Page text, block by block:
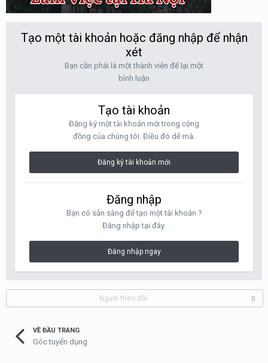
Tạo một tài khoản hoặc đăng nhập để nhận
xét
Bạn cần phải là một thành viên để lại một
bình luận
Tạo tài khoản
Đăng ký một tài khoản mới trong cộng
đồng của chúng tôi. Điều đó dễ mà.
Đăng ký tài khoản mới
Đăng nhập
Bạn có sẵn sàng để tạo một tài khoản ?
Đăng nhập tại đây.
Đăng nhập ngay
Người theo dõi 0
VỀ ĐẦU TRANG
Góc tuyển dụng